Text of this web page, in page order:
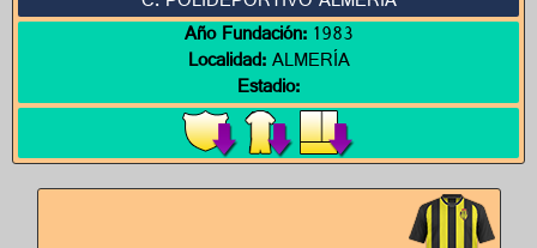
Año Fundación:1983
Localidad:ALMERÍA
Estadio: